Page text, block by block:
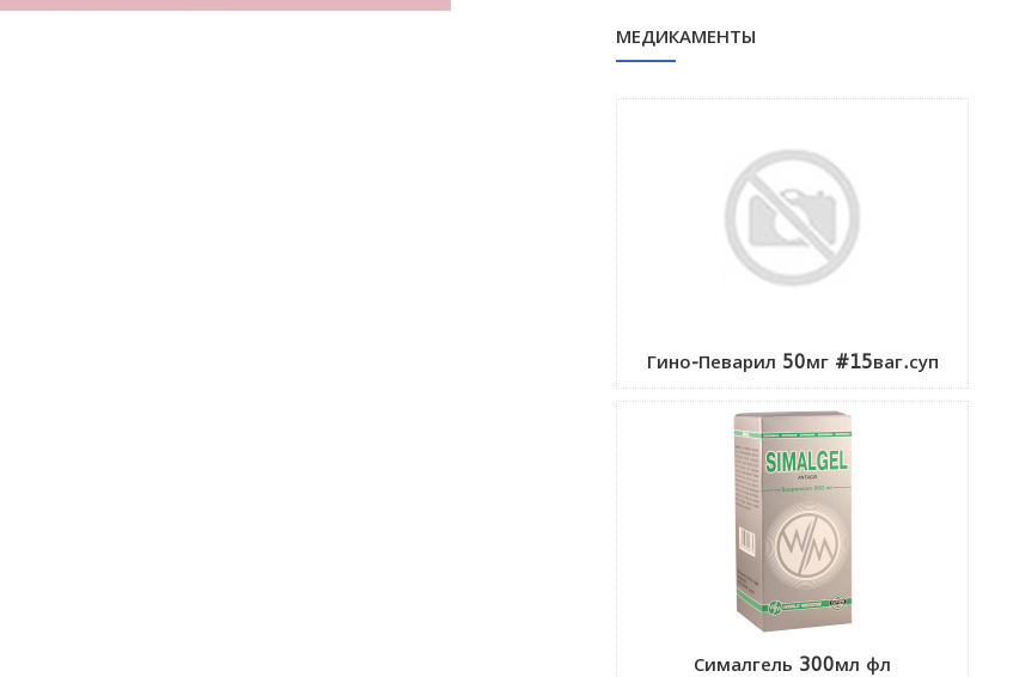
МЕДИКАМЕНТЫ
Гино-Певарил 50мг #15ваг.суп
Сималгель 300мл фл